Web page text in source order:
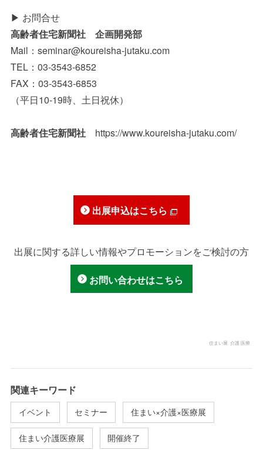
▶ お問合せ
高齢者住宅新聞社 企画開発部
Mail：seminar@koureisha-jutaku.com
TEL：03-3543-6852
FAX：03-3543-6853
（平日10-19時、土日祝休）
高齢者住宅新聞社https://www.koureisha-jutaku.com/
出展申込はこちら
出展に関する詳しい情報やプロモーションをご検討の方
お問い合わせはこちら
住まい展 介護 医療
関連キーワード
イベント セミナー 住まい×介護×医療展
住まい介護医療展 開催終了